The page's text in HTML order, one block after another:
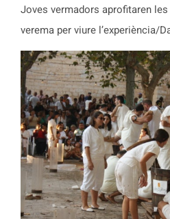
Joves vermadors aprofitaren
verema per viure l’experiència/